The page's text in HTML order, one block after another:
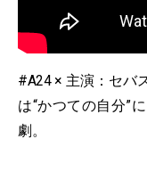
#A24 × 主演：セ
は“かつての自分”
劇。